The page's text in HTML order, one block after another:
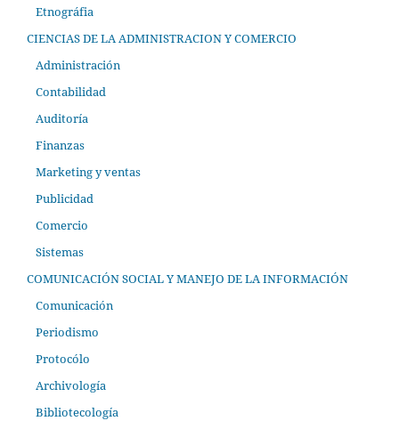
Etnográfia
CIENCIAS DE LA ADMINISTRACION Y COMERCIO
Administración
Contabilidad
Auditoría
Finanzas
Marketing y ventas
Publicidad
Comercio
Sistemas
COMUNICACIÓN SOCIAL Y MANEJO DE LA INFORMACIÓN
Comunicación
Periodismo
Protocólo
Archivología
Bibliotecología